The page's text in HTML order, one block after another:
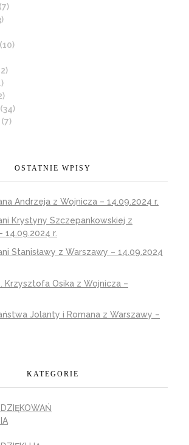
(7)
(10)
(34)
(7)
OSTATNIE WPISY
Andrzeja z Wojnicza – 14.09.2024 r.
Krystyny Szczepankowskiej z
14.09.2024 r.
Stanisławy z Warszawy – 14.09.2024
Krzysztofa Osika z Wojnicza –
Jolanty i Romana z Warszawy –
KATEGORIE